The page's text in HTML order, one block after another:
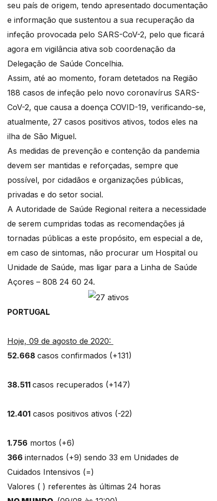
seu país de origem, tendo apresentado documentação
e informação que sustentou a sua recuperação da
infeção provocada pelo SARS-CoV-2, pelo que ficará
agora em vigilância ativa sob coordenação da
Delegação de Saúde Concelhia.
Assim, até ao momento, foram detetados na Região
188 casos de infeção pelo novo coronavírus SARS-
CoV-2, que causa a doença COVID-19, verificando-se,
atualmente, 27 casos positivos ativos, todos eles na
ilha de São Miguel.
As medidas de prevenção e contenção da pandemia
devem ser mantidas e reforçadas, sempre que
possível, por cidadãos e organizações públicas,
privadas e do setor social.
A Autoridade de Saúde Regional reitera a necessidade
de serem cumpridas todas as recomendações já
tornadas públicas a este propósito, em especial a de,
em caso de sintomas, não procurar um Hospital ou
Unidade de Saúde, mas ligar para a Linha de Saúde
Açores – 808 24 60 24.
PORTUGAL
Hoje, 09 de agosto de 2020:
52.668 casos confirmados (+131)
38.511 casos recuperados (+147)
12.401 casos positivos ativos (-22)
1.756 mortos (+6)
366 internados (+9) sendo 33 em Unidades de
Cuidados Intensivos (=)
Valores ( ) referentes às últimas 24 horas